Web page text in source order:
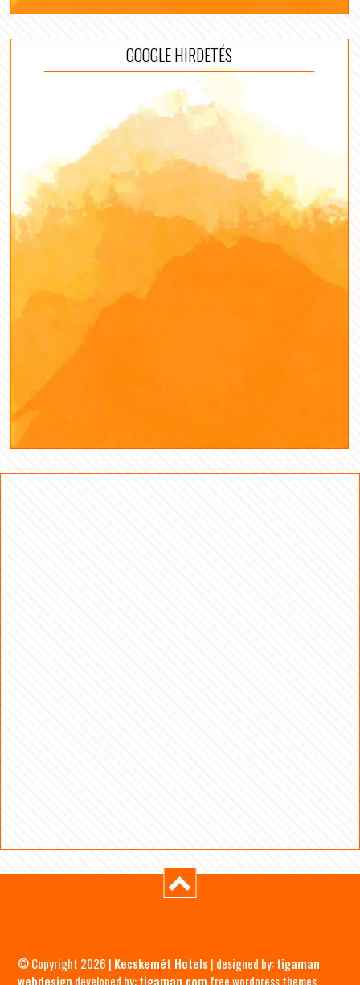
GOOGLE HIRDETÉS
© Copyright 2026 | Kecskemét Hotels | designed by:tigaman
webdesign developed by:tigaman.com free wordpress themes